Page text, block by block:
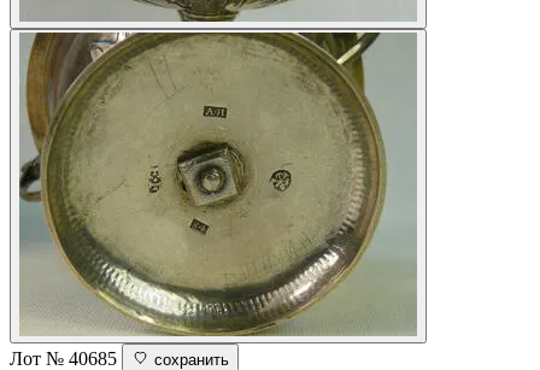
Лот № 40685 сохранить